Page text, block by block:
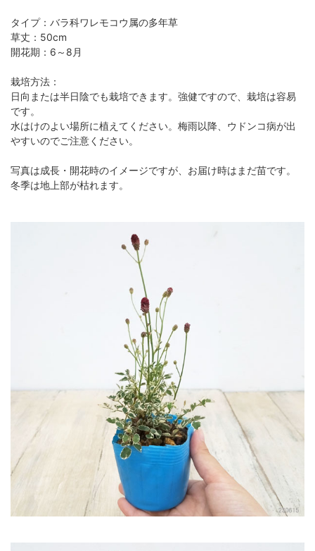
タイプ：バラ科ワレモコウ属の多年草
草丈：50cm
開花期：6～8月
栽培方法：
日向または半日陰でも栽培できます。強健ですので、栽培は容易
です。
水はけのよい場所に植えてください。梅雨以降、ウドンコ病が出
やすいのでご注意ください。
写真は成長・開花時のイメージですが、お届け時はまだ苗です。
冬季は地上部が枯れます。